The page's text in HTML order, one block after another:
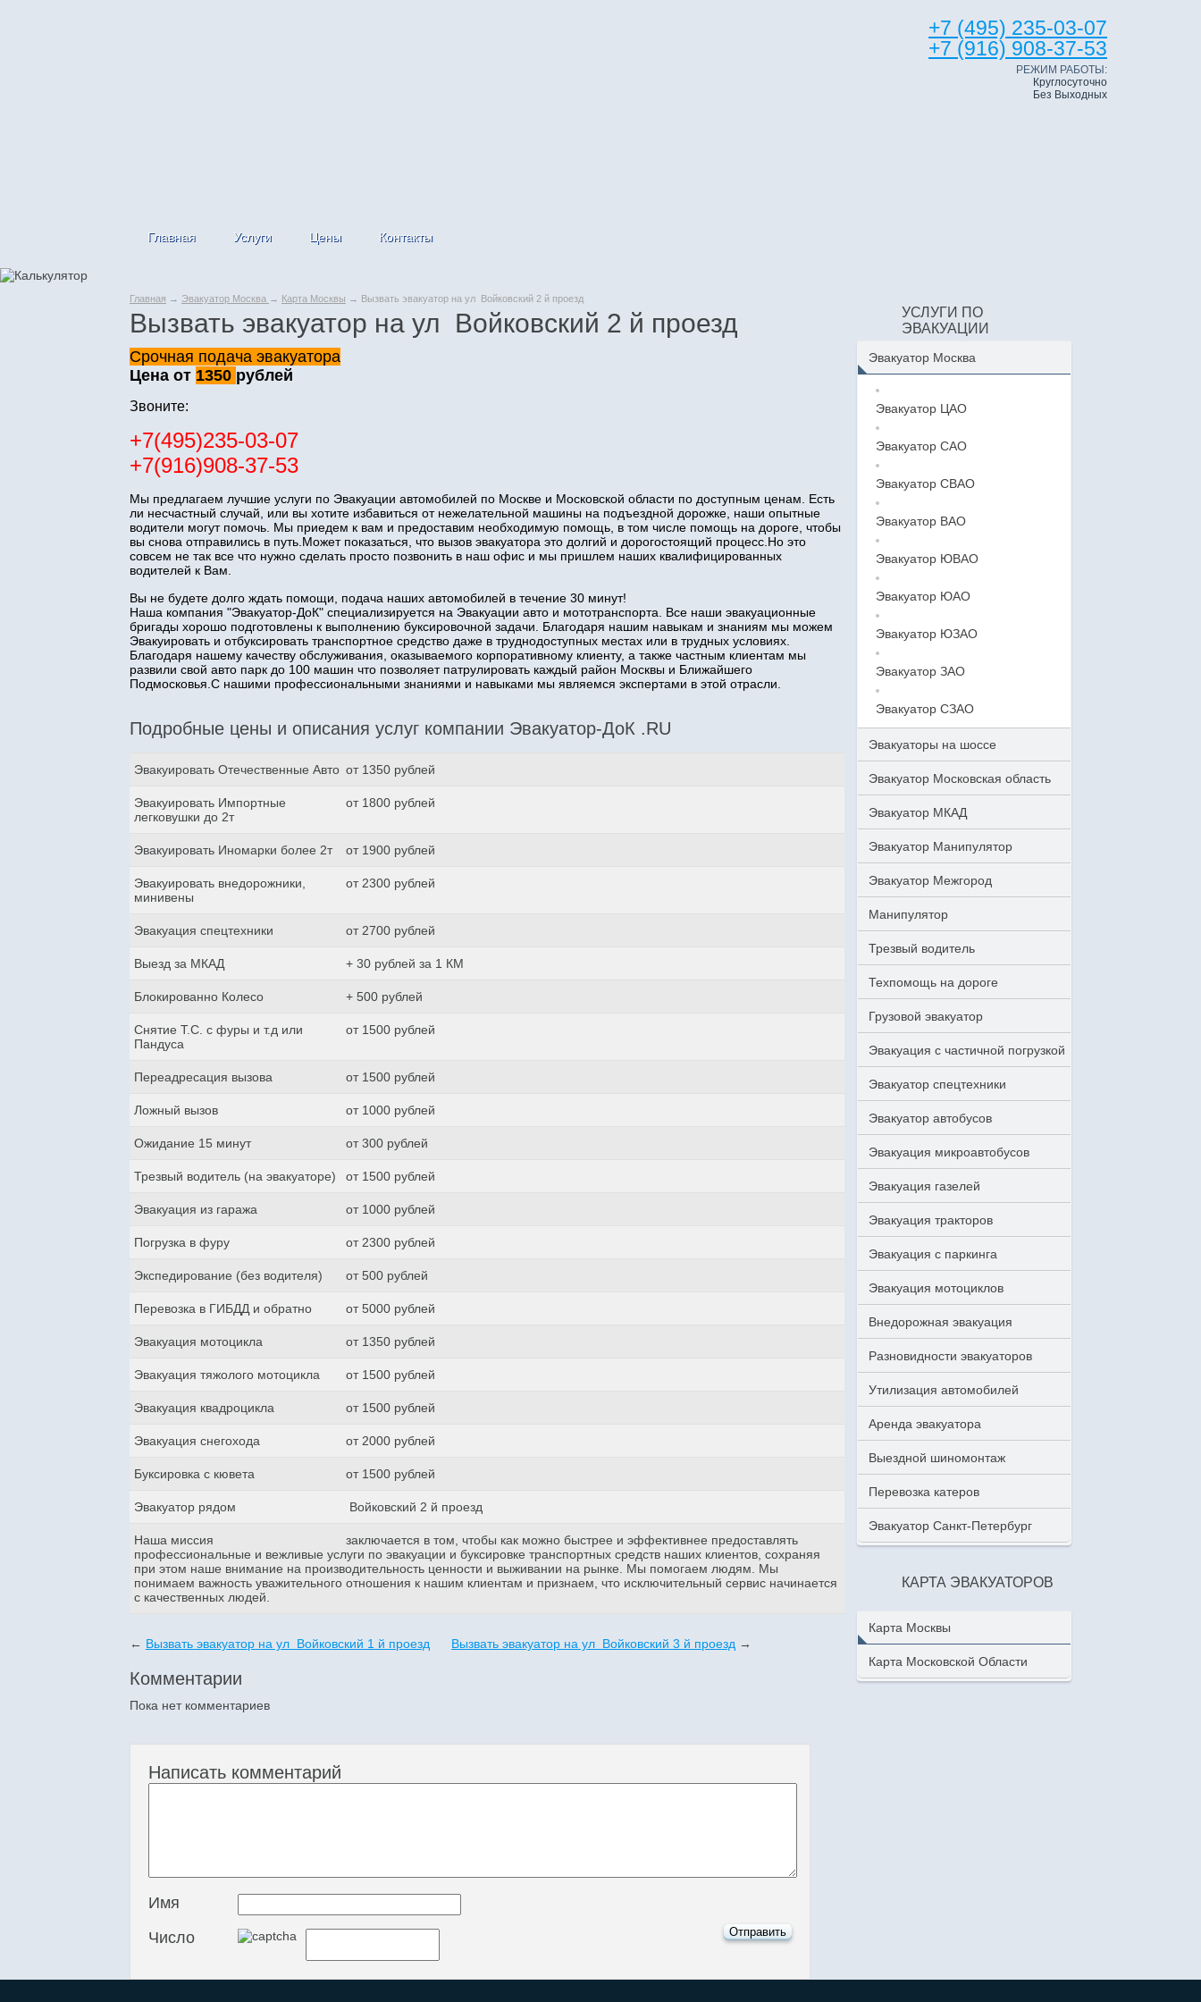
+7 (495) 235-03-07
+7 (916) 908-37-53
РЕЖИМ РАБОТЫ:
Круглосуточно
Без Выходных
Главная Услуги Цены Контакты
Главная → Эвакуатор Москва → Карта Москвы → Вызвать эвакуатор на ул Войковский 2 й проезд
Вызвать эвакуатор на ул Войковский 2 й проезд
Срочная подача эвакуатора
Цена от 1350 рублей
Звоните:
+7(495)235-03-07
+7(916)908-37-53
Мы предлагаем лучшие услуги по Эвакуации автомобилей по Москве и Московской области по доступным ценам. Есть
ли несчастный случай, или вы хотите избавиться от нежелательной машины на подъездной дорожке, наши опытные
водители могут помочь. Мы приедем к вам и предоставим необходимую помощь, в том числе помощь на дороге, чтобы
вы снова отправились в путь.Может показаться, что вызов эвакуатора это долгий и дорогостоящий процесс.Но это
совсем не так все что нужно сделать просто позвонить в наш офис и мы пришлем наших квалифицированных
водителей к Вам.
Вы не будете долго ждать помощи, подача наших автомобилей в течение 30 минут!
Наша компания "Эвакуатор-ДоК" специализируется на Эвакуации авто и мототранспорта. Все наши эвакуационные
бригады хорошо подготовлены к выполнению буксировочной задачи. Благодаря нашим навыкам и знаниям мы можем
Эвакуировать и отбуксировать транспортное средство даже в труднодоступных местах или в трудных условиях.
Благодаря нашему качеству обслуживания, оказываемого корпоративному клиенту, а также частным клиентам мы
развили свой авто парк до 100 машин что позволяет патрулировать каждый район Москвы и Ближайшего
Подмосковья.С нашими профессиональными знаниями и навыками мы являемся экспертами в этой отрасли.
Подробные цены и описания услуг компании Эвакуатор-ДоК .RU
Эвакуировать Отечественные Авто от 1350 рублей
Эвакуировать Импортные
легковушки до 2т
от 1800 рублей
Эвакуировать Иномарки более 2т от 1900 рублей
Эвакуировать внедорожники,
минивены
от 2300 рублей
Эвакуация спецтехники от 2700 рублей
Выезд за МКАД + 30 рублей за 1 КМ
Блокированно Колесо + 500 рублей
Снятие Т.С. с фуры и т.д или
Пандуса
от 1500 рублей
Переадресация вызова от 1500 рублей
Ложный вызов от 1000 рублей
Ожидание 15 минут от 300 рублей
Трезвый водитель (на эвакуаторе) от 1500 рублей
Эвакуация из гаража от 1000 рублей
Погрузка в фуру от 2300 рублей
Экспедирование (без водителя) от 500 рублей
Перевозка в ГИБДД и обратно от 5000 рублей
Эвакуация мотоцикла от 1350 рублей
Эвакуация тяжолого мотоцикла от 1500 рублей
Эвакуация квадроцикла от 1500 рублей
Эвакуация снегохода от 2000 рублей
Буксировка с кювета от 1500 рублей
Эвакуатор рядом Войковский 2 й проезд
Наша миссия
заключается в том, чтобы как можно быстрее и эффективнее предоставлять
профессиональные и вежливые услуги по эвакуации и буксировке транспортных средств наших клиентов, сохраняя
при этом наше внимание на производительность ценности и выживании на рынке. Мы помогаем людям. Мы
понимаем важность уважительного отношения к нашим клиентам и признаем, что исключительный сервис начинается
с качественных людей.
← Вызвать эвакуатор на ул Войковский 1 й проезд Вызвать эвакуатор на ул Войковский 3 й проезд →
Комментарии
Пока нет комментариев
Написать комментарий
Имя
Число
УСЛУГИ ПО
ЭВАКУАЦИИ
Эвакуатор Москва
Эвакуатор ЦАО
Эвакуатор САО
Эвакуатор СВАО
Эвакуатор ВАО
Эвакуатор ЮВАО
Эвакуатор ЮАО
Эвакуатор ЮЗАО
Эвакуатор ЗАО
Эвакуатор СЗАО
Эвакуаторы на шоссе
Эвакуатор Московская область
Эвакуатор МКАД
Эвакуатор Манипулятор
Эвакуатор Межгород
Манипулятор
Трезвый водитель
Техпомощь на дороге
Грузовой эвакуатор
Эвакуация с частичной погрузкой
Эвакуатор спецтехники
Эвакуатор автобусов
Эвакуация микроавтобусов
Эвакуация газелей
Эвакуация тракторов
Эвакуация с паркинга
Эвакуация мотоциклов
Внедорожная эвакуация
Разновидности эвакуаторов
Утилизация автомобилей
Аренда эвакуатора
Выездной шиномонтаж
Перевозка катеров
Эвакуатор Санкт-Петербург
КАРТА ЭВАКУАТОРОВ
Карта Москвы
Карта Московской Области